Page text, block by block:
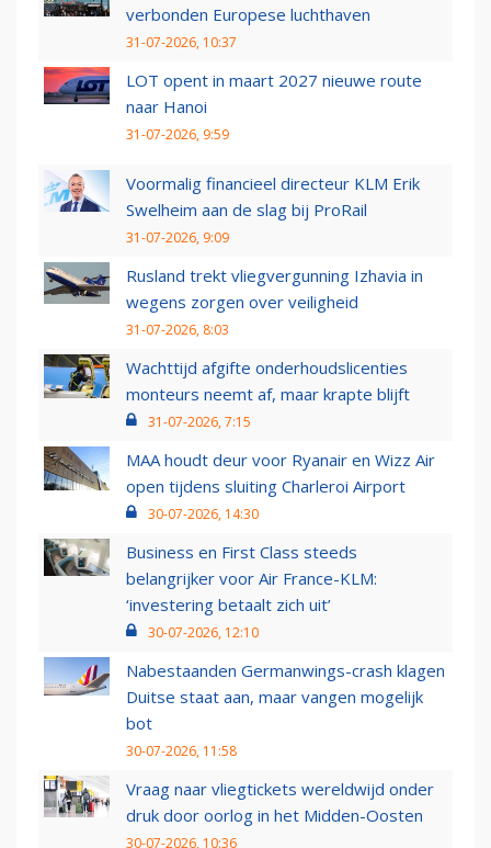
verbonden Europese luchthaven
31-07-2026, 10:37
LOT opent in maart 2027 nieuwe route
naar Hanoi
31-07-2026, 9:59
Voormalig financieel directeur KLM Erik
Swelheim aan de slag bij ProRail
31-07-2026, 9:09
Rusland trekt vliegvergunning Izhavia in
wegens zorgen over veiligheid
31-07-2026, 8:03
Wachttijd afgifte onderhoudslicenties
monteurs neemt af, maar krapte blijft
31-07-2026, 7:15
MAA houdt deur voor Ryanair en Wizz Air
open tijdens sluiting Charleroi Airport
30-07-2026, 14:30
Business en First Class steeds
belangrijker voor Air France-KLM:
‘investering betaalt zich uit’
30-07-2026, 12:10
Nabestaanden Germanwings-crash klagen
Duitse staat aan, maar vangen mogelijk
bot
30-07-2026, 11:58
Vraag naar vliegtickets wereldwijd onder
druk door oorlog in het Midden-Oosten
30-07-2026, 10:36